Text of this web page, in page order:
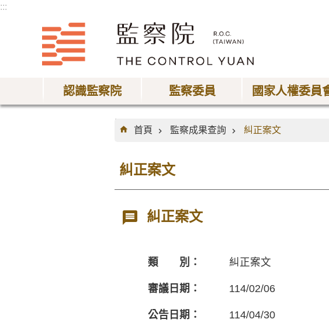
:::
認識監察院 監察委員 國家人權委員
:::
首頁
監察成果查詢 糾正案文
糾正案文
糾正案文
類 別： 糾正案文
審議日期： 114/02/06
公告日期： 114/04/30